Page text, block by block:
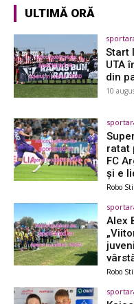
ULTIMĂ ORĂ
Start
UTA
din
10
ratat
FC
și e
Robo
Alex
Robo